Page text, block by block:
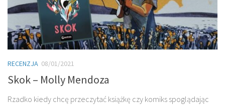
RECENZJA 08/01/2021
Skok – Molly Mendoza
Rzadko kiedy chcę przeczytać książkę czy komiks spoglądając